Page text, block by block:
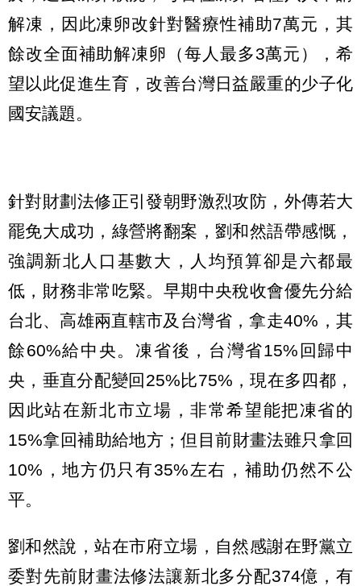
解凍，因此凍卵改針對醫療性補助7萬元，其
餘改全面補助解凍卵（每人最多3萬元），希
望以此促進生育，改善台灣日益嚴重的少子化
國安議題。
針對財劃法修正引發朝野激烈攻防，外傳若大
罷免大成功，綠營將翻案，劉和然語帶感慨，
強調新北人口基數大，人均預算卻是六都最
低，財務非常吃緊。早期中央稅收會優先分給
台北、高雄兩直轄市及台灣省，拿走40%，其
餘60%給中央。凍省後，台灣省15%回歸中
央，垂直分配變回25%比75%，現在多四都，
因此站在新北市立場，非常希望能把凍省的
15%拿回補助給地方；但目前財畫法雖只拿回
10%，地方仍只有35%左右，補助仍然不公
平。
劉和然說，站在市府立場，自然感謝在野黨立
委對先前財畫法修法讓新北多分配374億，有